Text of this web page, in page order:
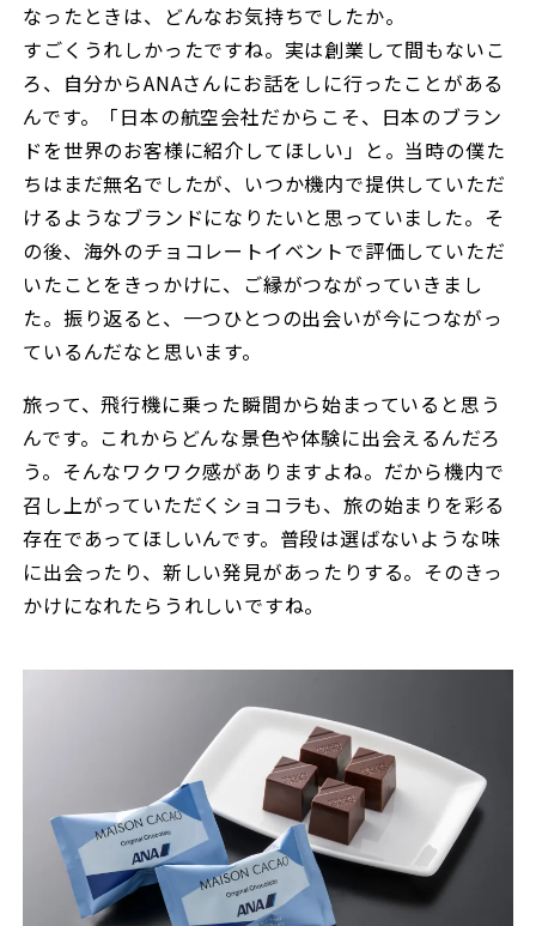
なったときは、どんなお気持ちでしたか。
すごくうれしかったですね。実は創業して間もないこ
ろ、自分からANAさんにお話をしに行ったことがある
んです。「日本の航空会社だからこそ、日本のブラン
ドを世界のお客様に紹介してほしい」と。当時の僕た
ちはまだ無名でしたが、いつか機内で提供していただ
けるようなブランドになりたいと思っていました。そ
の後、海外のチョコレートイベントで評価していただ
いたことをきっかけに、ご縁がつながっていきまし
た。振り返ると、一つひとつの出会いが今につながっ
ているんだなと思います。
旅って、飛行機に乗った瞬間から始まっていると思う
んです。これからどんな景色や体験に出会えるんだろ
う。そんなワクワク感がありますよね。だから機内で
召し上がっていただくショコラも、旅の始まりを彩る
存在であってほしいんです。普段は選ばないような味
に出会ったり、新しい発見があったりする。そのきっ
かけになれたらうれしいですね。